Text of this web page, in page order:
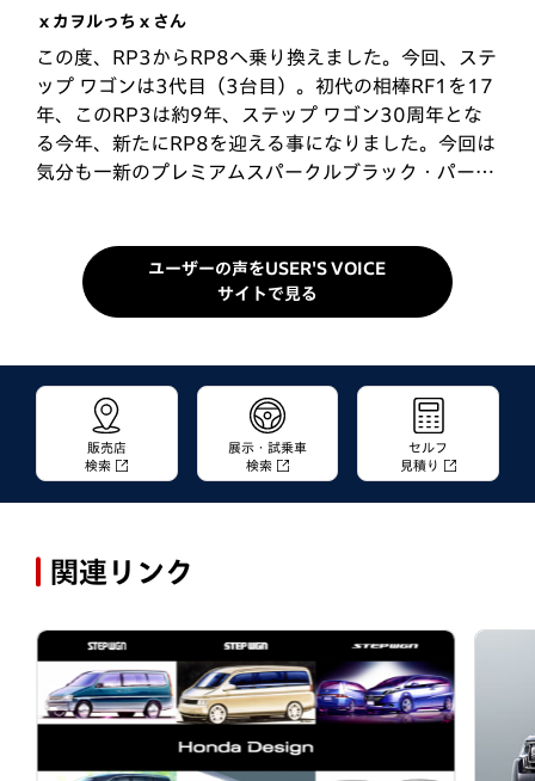
ぱぱえもんさん
娘に子供が生まれ、ヴェゼルでは手狭になり、おじい
ちゃんになった私が、20代の頃、LA-RF3に乗ってい
たので、私の勧めと娘も子供の頃ステップワゴンで育
ってるのもあり、他社のミニバンも色々ありますが1
択でした。2,000ccのハイブリッドで、走りがとても
Nickさん
1997年に最初のステップワゴンを購入してから30年
近く経ちました。今回のRP8で5台目のステップワゴ
ンです。「こどもといっしょにどこいこう。」のコピ
ーに感化され、子育て時代をステップワゴンで過ごし
ましたが、子供も皆自立し、そろそろ小さい車にしよ
ｘカヲルっちｘさん
この度、RP3からRP8へ乗り換えました。今回、ステ
ップ ワゴンは3代目（3台目）。初代の相棒RF1を17
年、このRP3は約9年、ステップ ワゴン30周年とな
る今年、新たにRP8を迎える事になりました。今回は
気分も一新のプレミアムスパークルブラック・パール
ユーザーの声をUSER'S VOICE
サイトで見る
販売店
検索
展示・試乗車
検索
セルフ
見積り
関連リンク